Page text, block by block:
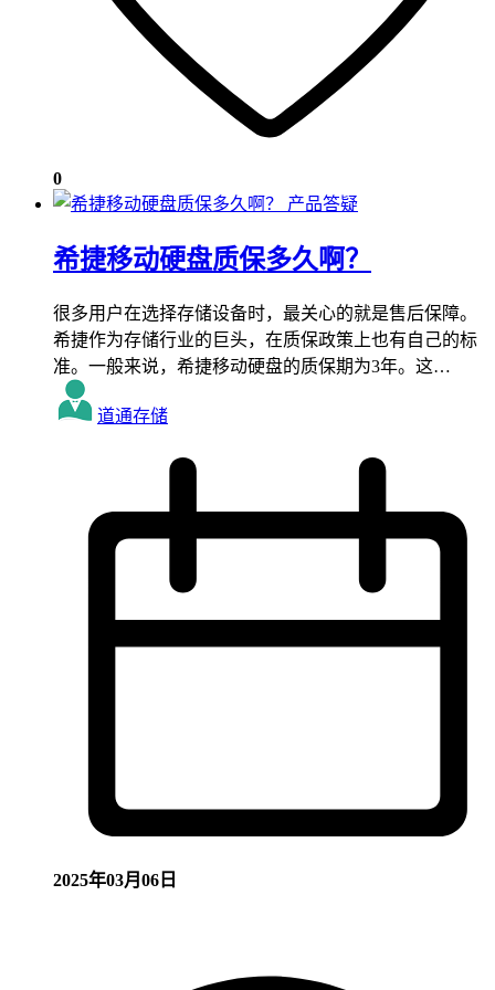
0
产品答疑
希捷移动硬盘质保多久啊？
很多用户在选择存储设备时，最关心的就是售后保障。
希捷作为存储行业的巨头，在质保政策上也有自己的标
准。一般来说，希捷移动硬盘的质保期为3年。这…
道通存储
2025年03月06日